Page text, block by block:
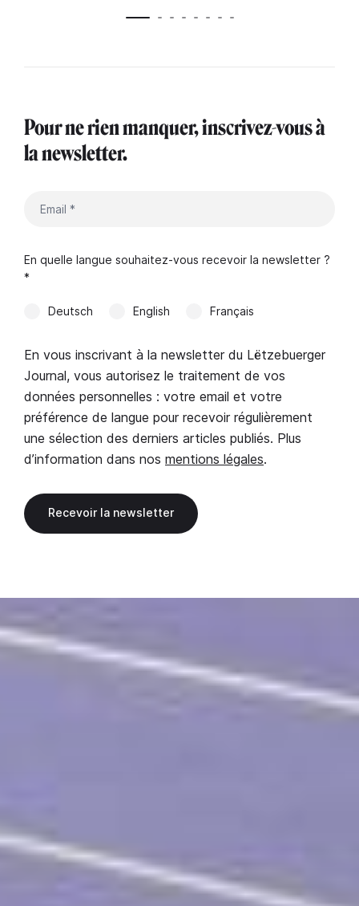
Pour ne rien manquer, inscrivez-vous à
la newsletter.
En quelle langue souhaitez-vous recevoir la newsletter ?
*
Deutsch English Français
En vous inscrivant à la newsletter du Lëtzebuerger
Journal, vous autorisez le traitement de vos
données personnelles : votre email et votre
préférence de langue pour recevoir régulièrement
une sélection des derniers articles publiés. Plus
d’information dans nos mentions légales.